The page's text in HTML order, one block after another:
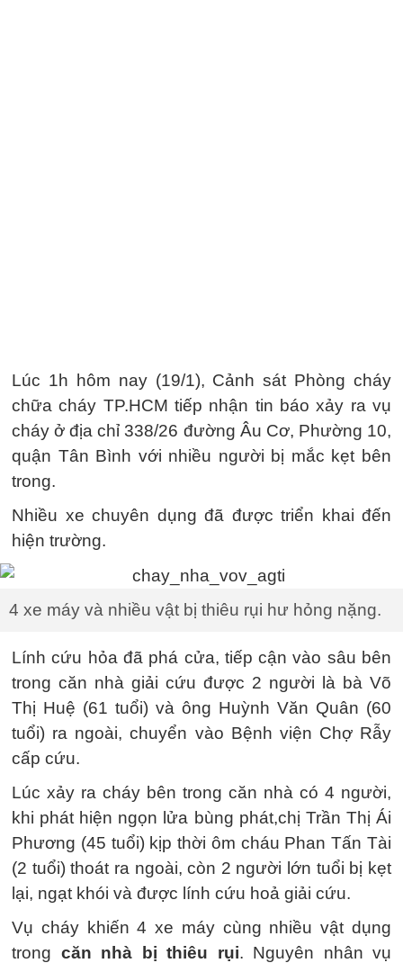
Lúc 1h hôm nay (19/1), Cảnh sát Phòng cháy
chữa cháy TP.HCM tiếp nhận tin báo xảy ra vụ
cháy ở địa chỉ 338/26 đường Âu Cơ, Phường 10,
quận Tân Bình với nhiều người bị mắc kẹt bên
trong.
Nhiều xe chuyên dụng đã được triển khai đến
hiện trường.
4 xe máy và nhiều vật bị thiêu rụi hư hỏng nặng.
Lính cứu hỏa đã phá cửa, tiếp cận vào sâu bên
trong căn nhà giải cứu được 2 người là bà Võ
Thị Huệ (61 tuổi) và ông Huỳnh Văn Quân (60
tuổi) ra ngoài, chuyển vào Bệnh viện Chợ Rẫy
cấp cứu.
Lúc xảy ra cháy bên trong căn nhà có 4 người,
khi phát hiện ngọn lửa bùng phát,chị Trần Thị Ái
Phương (45 tuổi) kịp thời ôm cháu Phan Tấn Tài
(2 tuổi) thoát ra ngoài, còn 2 người lớn tuổi bị kẹt
lại, ngạt khói và được lính cứu hoả giải cứu.
Vụ cháy khiến 4 xe máy cùng nhiều vật dụng
trong căn nhà bị thiêu rụi. Nguyên nhân vụ